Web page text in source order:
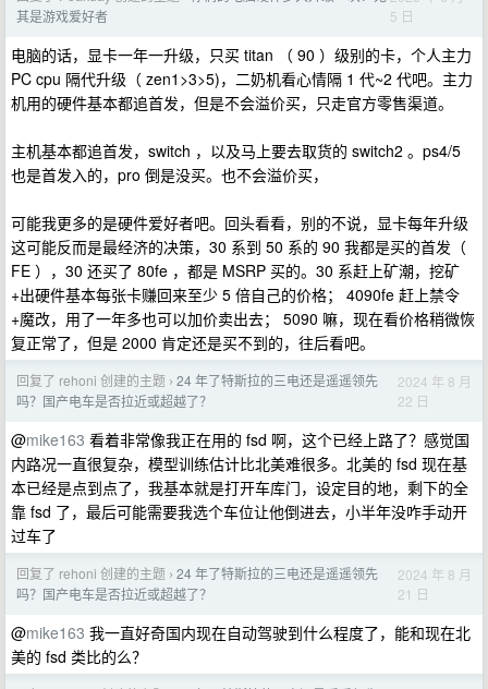
其是游戏爱好者
5 日
电脑的话，显卡一年一升级，只买 titan （ 90 ）级别的卡，个人主力
PC cpu 隔代升级（ zen1>3>5)，二奶机看心情隔 1 代~2 代吧。主力
机用的硬件基本都追首发，但是不会溢价买，只走官方零售渠道。
主机基本都追首发，switch ，以及马上要去取货的 switch2 。ps4/5
也是首发入的，pro 倒是没买。也不会溢价买，
可能我更多的是硬件爱好者吧。回头看看，别的不说，显卡每年升级
这可能反而是最经济的决策，30 系到 50 系的 90 我都是买的首发（
FE ），30 还买了 80fe ，都是 MSRP 买的。30 系赶上矿潮，挖矿
+出硬件基本每张卡赚回来至少 5 倍自己的价格； 4090fe 赶上禁令
+魔改，用了一年多也可以加价卖出去； 5090 嘛，现在看价格稍微恢
复正常了，但是 2000 肯定还是买不到的，往后看吧。
回复了 rehoni 创建的主题 › 24 年了特斯拉的三电还是遥遥领先
吗？国产电车是否拉近或超越了？
2024 年 8 月
22 日
@mike163 看着非常像我正在用的 fsd 啊，这个已经上路了？感觉国
内路况一直很复杂，模型训练估计比北美难很多。北美的 fsd 现在基
本已经是点到点了，我基本就是打开车库门，设定目的地，剩下的全
靠 fsd 了，最后可能需要我选个车位让他倒进去，小半年没咋手动开
过车了
回复了 rehoni 创建的主题 › 24 年了特斯拉的三电还是遥遥领先
吗？国产电车是否拉近或超越了？
2024 年 8 月
21 日
@mike163 我一直好奇国内现在自动驾驶到什么程度了，能和现在北
美的 fsd 类比的么？